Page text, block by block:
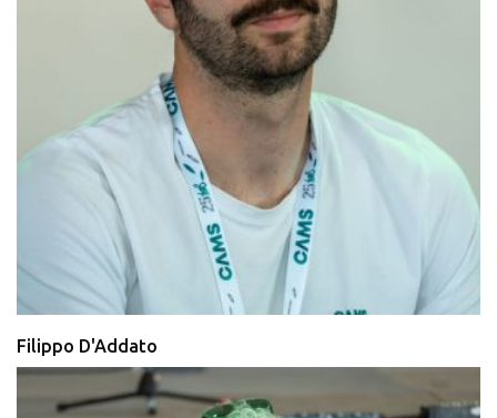
Filippo D'Addato